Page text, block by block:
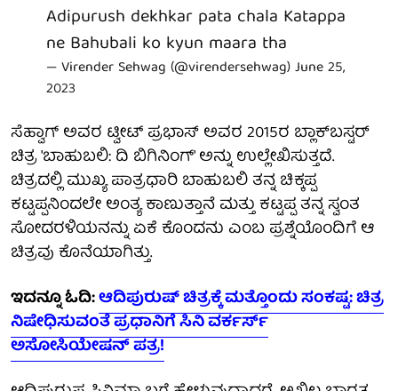
Adipurush dekhkar pata chala Katappa
ne Bahubali ko kyun maara tha
— Virender Sehwag (@virendersehwag)June 25,
2023
ಸೆಹ್ವಾಗ್ ಅವರ ಟ್ವೀಟ್ ಪ್ರಭಾಸ್ ಅವರ 2015ರ ಬ್ಲಾಕ್‌ಬಸ್ಟರ್
ಚಿತ್ರ 'ಬಾಹುಬಲಿ: ದಿ ಬಿಗಿನಿಂಗ್' ಅನ್ನು ಉಲ್ಲೇಖಿಸುತ್ತದೆ.
ಚಿತ್ರದಲ್ಲಿ ಮುಖ್ಯ ಪಾತ್ರಧಾರಿ ಬಾಹುಬಲಿ ತನ್ನ ಚಿಕ್ಕಪ್ಪ
ಕಟ್ಟಪ್ಪನಿಂದಲೇ ಅಂತ್ಯ ಕಾಣುತ್ತಾನೆ ಮತ್ತು ಕಟ್ಟಪ್ಪ ತನ್ನ ಸ್ವಂತ
ಸೋದರಳಿಯನನ್ನು ಏಕೆ ಕೊಂದನು ಎಂಬ ಪ್ರಶ್ನೆಯೊಂದಿಗೆ ಆ
ಚಿತ್ರವು ಕೊನೆಯಾಗಿತ್ತು.
ಇದನ್ನೂ ಓದಿ:ಆದಿಪುರುಷ್ ಚಿತ್ರಕ್ಕೆ ಮತ್ತೊಂದು ಸಂಕಷ್ಟ: ಚಿತ್ರ
ನಿಷೇಧಿಸುವಂತೆ ಪ್ರಧಾನಿಗೆ ಸಿನಿ ವರ್ಕರ್ಸ್
ಅಸೋಸಿಯೇಷನ್ ಪತ್ರ!